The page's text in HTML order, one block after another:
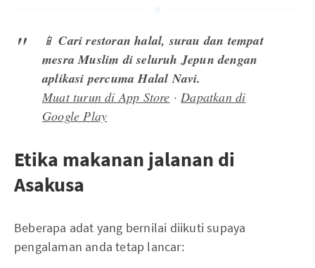
📱Cari restoran halal, surau dan tempat
mesra Muslim di seluruh Jepun dengan
aplikasi percuma Halal Navi.
Muat turun di App Store ·Dapatkan di
Google Play
Etika makanan jalanan di
Asakusa
Beberapa adat yang bernilai diikuti supaya
pengalaman anda tetap lancar: